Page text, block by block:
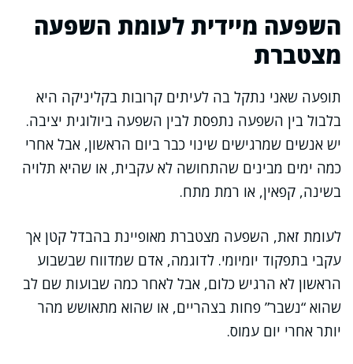
השפעה מיידית לעומת השפעה
מצטברת
תופעה שאני נתקל בה לעיתים קרובות בקליניקה היא
בלבול בין השפעה נתפסת לבין השפעה ביולוגית יציבה.
יש אנשים שמרגישים שינוי כבר ביום הראשון, אבל אחרי
כמה ימים מבינים שהתחושה לא עקבית, או שהיא תלויה
בשינה, קפאין, או רמת מתח.
לעומת זאת, השפעה מצטברת מאופיינת בהבדל קטן אך
עקבי בתפקוד יומיומי. לדוגמה, אדם שמדווח שבשבוע
הראשון לא הרגיש כלום, אבל לאחר כמה שבועות שם לב
שהוא “נשבר” פחות בצהריים, או שהוא מתאושש מהר
יותר אחרי יום עמוס.